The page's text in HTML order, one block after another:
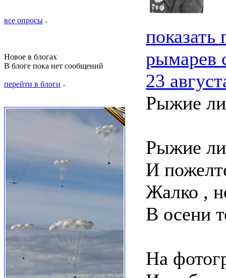
все опросы
Новое в блогах
В блоге пока нет сообщений
перейти в блоги
рымарев
23
Рыжие
Рыжие
И
Жалко ,
В осени
На